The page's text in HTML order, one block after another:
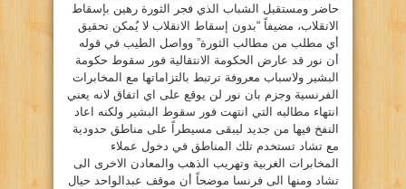
حاضر ومستقبل الشباب الذي فجر الثورة رهين بإسقاط
الانقلاب، مضيفاً “بدون إسقاط الانقلاب لا يُمكن تحقيق
أي مطلب من مطالب الثورة” وواصل الطيب في قوله
أن نور قد عارض الحكومة الانتقالية فور سقوط حكومة
البشير ولاسباب معروفة ترتبط بالتزاماتها مع المخابرات
الفرنسية وجزم بان نور لن يوقع على اي اتفاق لانه يعني
انتهاء مطالبه التي انتهت فور سقوط البشير ولكنه اعاد
النفخ فيها من جديد ليبقى مسيطراً على مناطق حدودية
مع تشاد تستخدم تلك المناطق في دخول عملاء
المخابرات الغربية وتهريب الذهب والمعادن الاخرى الى
تشاد ومنها الى فرنسا موضحاً أن موقف عبدالواحد حيال